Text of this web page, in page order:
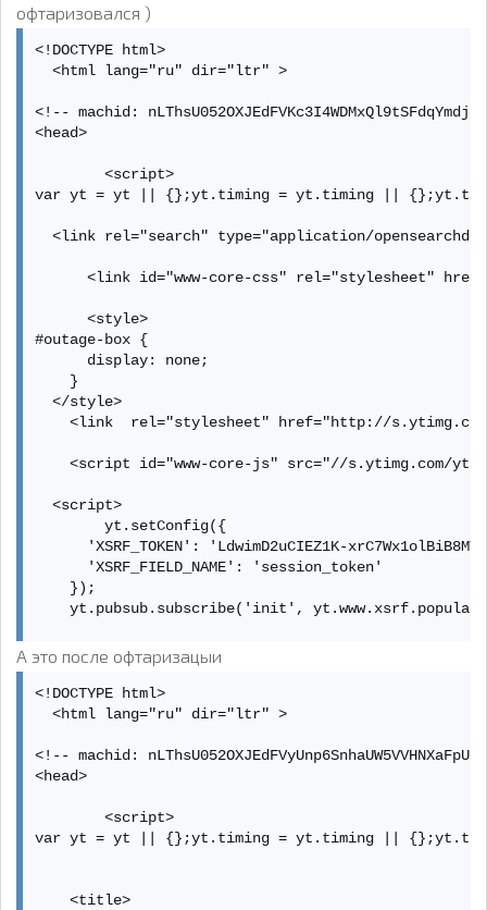
офтаризовался )
<!DOCTYPE html>
  <html lang="ru" dir="ltr" >
<!-- machid:
<head>
        <script>
var yt = yt || {};yt.timing = yt.timing ||
<link rel="search" type="application/
<link id="www-core-css" rel="stylesheet"
      <style>
#outage-box {
      display: none;
    }
  </style>
<link  rel="stylesheet" href="http://
<script id="www-core-js" src="//s.ytimg.com/
  <script>
        yt.setConfig({
'XSRF_TOKEN': 'LdwimD2uCIEZ1K-
      'XSRF_FIELD_NAME': 'session_token'
    });
yt.pubsub.subscribe('init',
yt.setConfig('XSRF_REDIRECT_TOKEN',
    yt.setConfig('LOGGED_IN', false);
    yt.setConfig('SESSION_INDEX', null);
    yt.setConfig('FEEDBACK_LOCALE_LANGUAGE', "ru");
  </script>
    <script>
А это после офтаризацыи
<!DOCTYPE html>
  <html lang="ru" dir="ltr" >
<!-- machid:
<head>
        <script>
var yt = yt || {};yt.timing = yt.timing ||
    <title>